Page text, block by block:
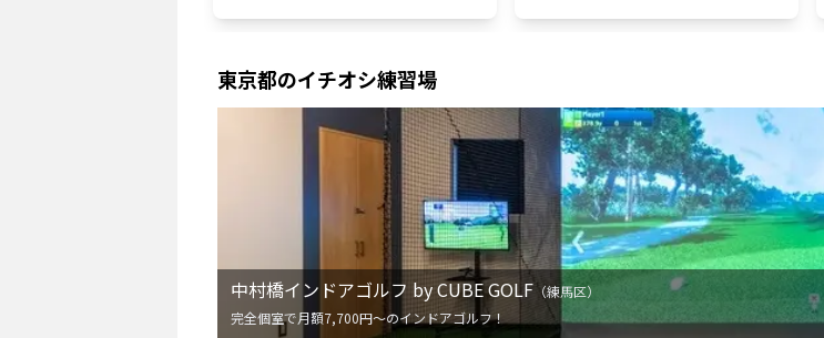
東京都のイチオシ練習場
中村橋インドアゴルフ by CUBE GOLF（練馬区）
完全個室で月額7,700円〜のインドアゴルフ！